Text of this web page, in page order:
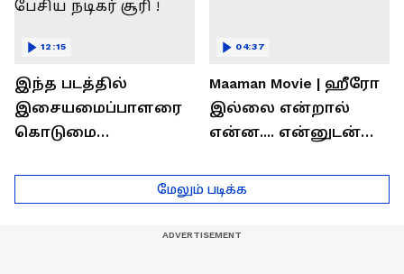
இந்த படத்தில்
இசையமைப்பாளரை
கொடுமை
...மேடையில்
கலகலப்பாக
12:15
Maaman Movie | ஹீரோ
இல்லை என்றால்
என்ன.... என்னுடன்
இயக்குனர் மாரி
செல்வராஜ் பேச்சு
04:37
மேலும் படிக்க